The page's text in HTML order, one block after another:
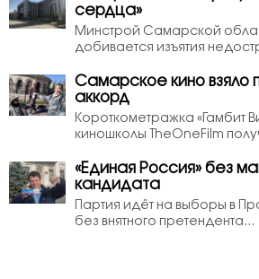
сердца»
Минстрой Самарской
добивается изъятия
Самарское кино взяло
аккорд
Короткометражка «Гамбит
киношколы TheOneFilm
«Единая Россия» без
кандидата
Партия идёт на выборы в
без внятного претендента...